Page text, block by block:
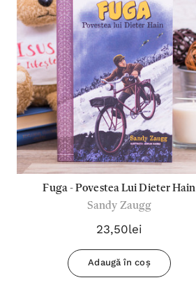
Fuga - Povestea Lui Dieter Hain
Sandy Zaugg
23,50lei
Adaugă în coș